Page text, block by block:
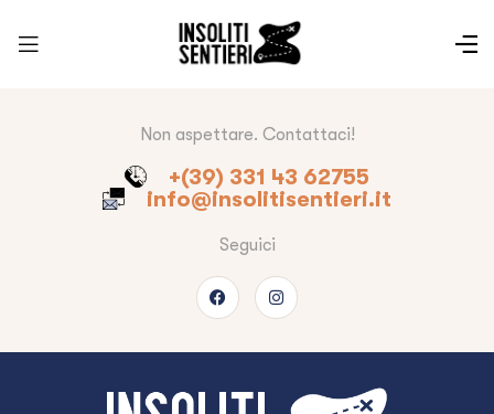
Non aspettare. Contattaci!
+(39) 331 43 62755
info@insolitisentieri.it
Seguici